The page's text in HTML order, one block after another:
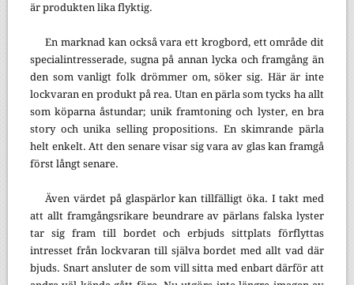
är produkten lika flyktig.
En marknad kan också vara ett krogbord, ett område dit
specialintresserade, sugna på annan lycka och framgång än
den som vanligt folk drömmer om, söker sig. Här är inte
lockvaran en produkt på rea. Utan en pärla som tycks ha allt
som köparna åstundar; unik framtoning och lyster, en bra
story och unika selling propositions. En skimrande pärla
helt enkelt. Att den senare visar sig vara av glas kan framgå
först långt senare.
Även värdet på glaspärlor kan tillfälligt öka. I takt med
att allt framgångsrikare beundrare av pärlans falska lyster
tar sig fram till bordet och erbjuds sittplats förflyttas
intresset från lockvaran till själva bordet med allt vad där
bjuds. Snart ansluter de som vill sitta med enbart därför att